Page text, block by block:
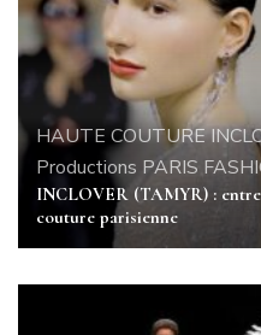
HAUTE COUTURE
Productions PARIS
INCLOVER (TAMYR) :
couture parisienne